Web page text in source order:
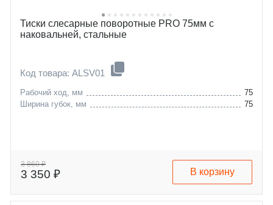
Тиски слесарные поворотные PRO 75мм с
наковальней, стальные
Код товара: ALSV01
Рабочий ход, мм
75
Ширина губок, мм
75
3 860 ₽
3 350 ₽ В корзину